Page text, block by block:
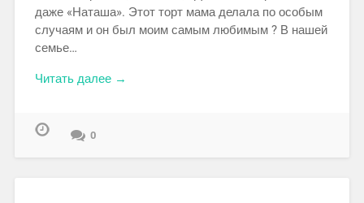
даже «Наташа». Этот торт мама делала по особым
случаям и он был моим самым любимым ? В нашей
семье…
Читать далее →
0